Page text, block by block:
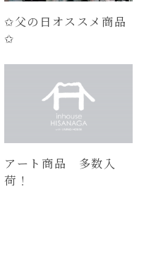
✩父の日オススメ商品
✩
アート商品 多数入
荷！